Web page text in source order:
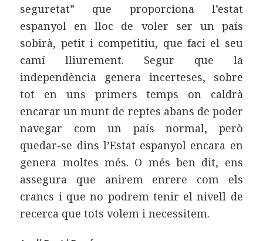
seguretat” que proporciona l’estat
espanyol en lloc de voler ser un país
sobirà, petit i competitiu, que faci el seu
camí lliurement. Segur que la
independència genera incerteses, sobre
tot en uns primers temps on caldrà
encarar un munt de reptes abans de poder
navegar com un país normal, però
quedar-se dins l’Estat espanyol encara en
genera moltes més. O més ben dit, ens
assegura que anirem enrere com els
crancs i que no podrem tenir el nivell de
recerca que tots volem i necessitem.